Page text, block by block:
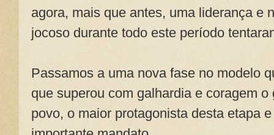
agora, mais que antes, uma liderança e
jocoso durante todo este período
Passamos a uma nova fase no modelo
que superou com galhardia e coragem
povo, o maior protagonista desta etapa